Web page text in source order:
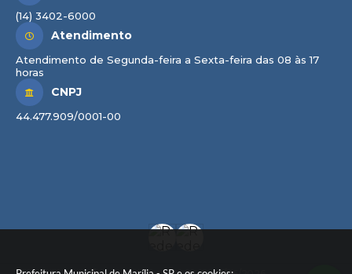
(14) 3402-6000
Atendimento
Atendimento de Segunda-feira a Sexta-feira das 08 às 17
horas
CNPJ
44.477.909/0001-00